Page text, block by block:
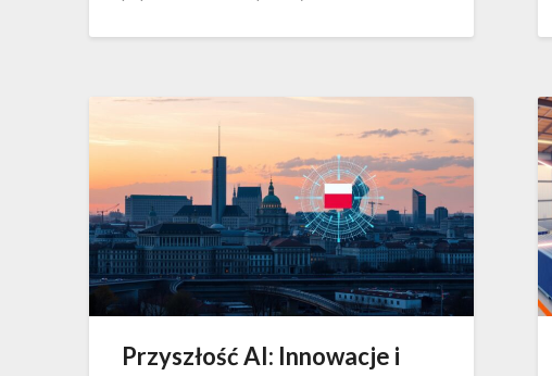
Przyszłość AI: Innowacje i